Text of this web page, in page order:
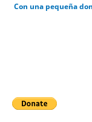
Con una pequeña